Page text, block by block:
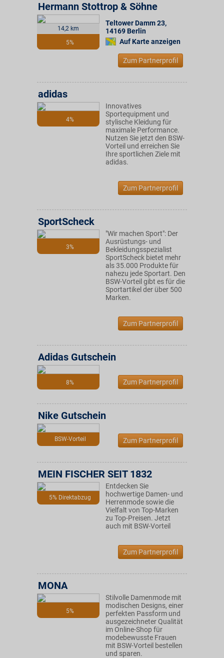
14,2 km
5%
Hermann Stottrop & Söhne
Teltower Damm 23,
14169 Berlin
Auf Karte anzeigen
Zum Partnerprofil
4%
adidas
Innovatives
Sportequipment und
stylische Kleidung für
maximale Performance.
Nutzen Sie jetzt den BSW-
Vorteil und erreichen Sie
Ihre sportlichen Ziele mit
adidas.
Zum Partnerprofil
3%
SportScheck
"Wir machen Sport": Der
Ausrüstungs- und
Bekleidungsspezialist
SportScheck bietet mehr
als 35.000 Produkte für
nahezu jede Sportart. Den
BSW-Vorteil gibt es für die
Sportartikel der über 500
Marken.
Zum Partnerprofil
8%
Adidas Gutschein
Zum Partnerprofil
BSW-Vorteil
Nike Gutschein
Zum Partnerprofil
5% Direktabzug
MEIN FISCHER SEIT 1832
Entdecken Sie
hochwertige Damen- und
Herrenmode sowie die
Vielfalt von Top-Marken
zu Top-Preisen. Jetzt
auch mit BSW-Vorteil
Zum Partnerprofil
5%
MONA
Stilvolle Damenmode mit
modischen Designs, einer
perfekten Passform und
ausgezeichneter Qualität
im Online-Shop für
modebewusste Frauen
mit BSW-Vorteil bestellen
und sparen.